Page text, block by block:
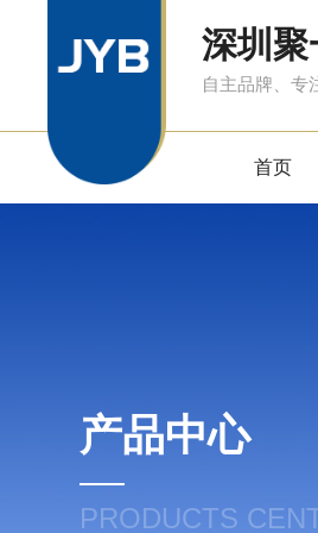
深圳
自主品牌、专
首页
产品中心
PRODUCTS